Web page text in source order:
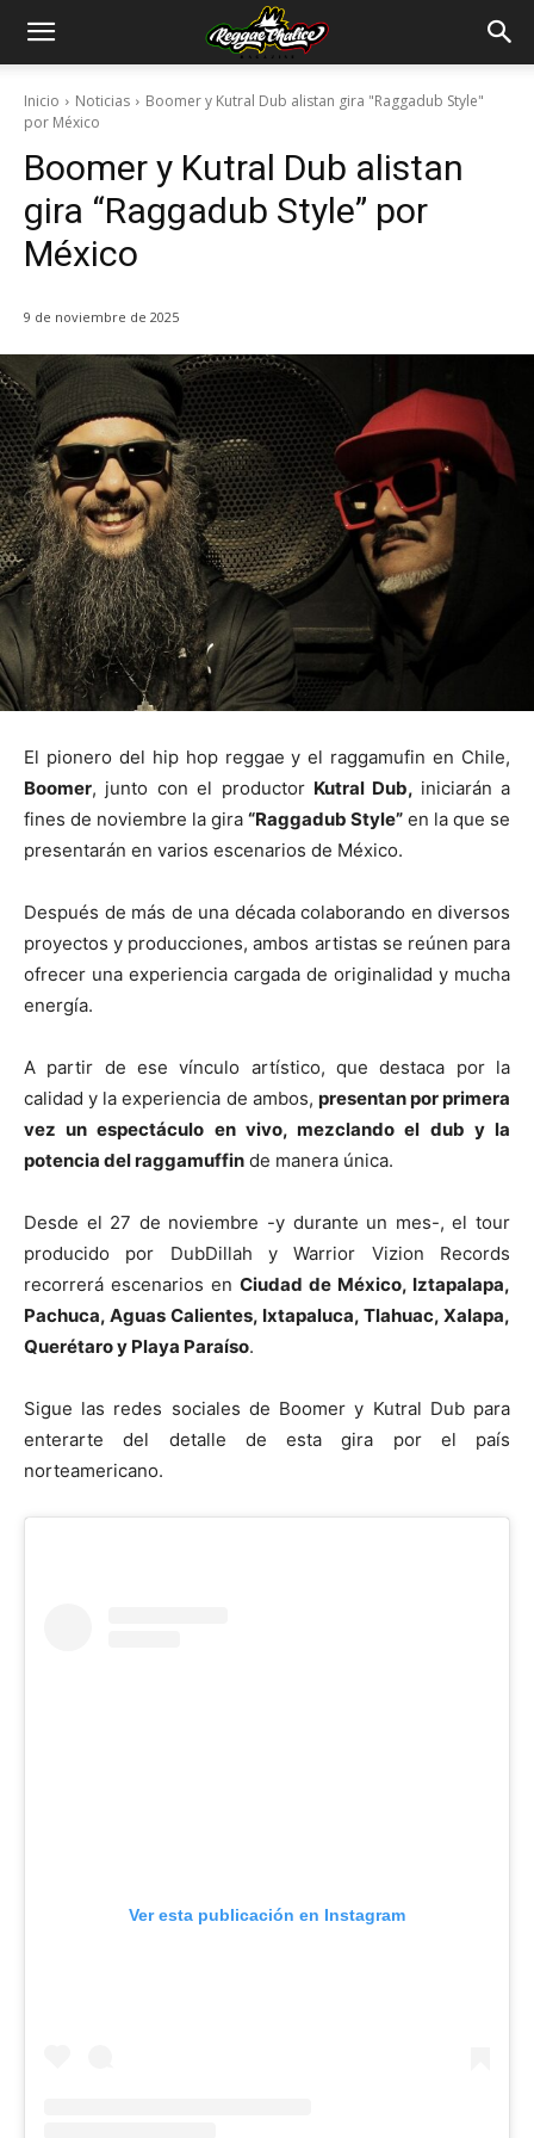
Inicio Noticias
Boomer y Kutral Dub alistan gira "Raggadub Style"
por México
Boomer y Kutral Dub alistan
gira “Raggadub Style” por
México
9 de noviembre de 2025
El pionero del hip hop reggae y el raggamufin en Chile,
Boomer, junto con el productor Kutral Dub, iniciarán a
fines de noviembre la gira “Raggadub Style”en la que se
presentarán en varios escenarios de México.
Después de más de una década colaborando en diversos
proyectos y producciones, ambos artistas se reúnen para
ofrecer una experiencia cargada de originalidad y mucha
energía.
A partir de ese vínculo artístico, que destaca por la
calidad y la experiencia de ambos, presentan por primera
vez un espectáculo en vivo, mezclando el dub y la
potencia del raggamuffin de manera única.
Desde el 27 de noviembre -y durante un mes-, el tour
producido por DubDillah y Warrior Vizion Records
recorrerá escenarios en Ciudad de México, Iztapalapa,
Pachuca, Aguas Calientes, Ixtapaluca, Tlahuac, Xalapa,
Querétaro y Playa Paraíso.
Sigue las redes sociales de Boomer y Kutral Dub para
enterarte del detalle de esta gira por el país
norteamericano.
Ver esta publicación en Instagram